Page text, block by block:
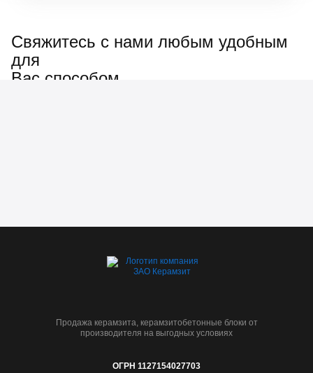
Свяжитесь с нами любым удобным
для
Вас способом
Продажа керамзита, керамзитобетонные блоки от
производителя на выгодных условиях
ОГРН 1127154027703